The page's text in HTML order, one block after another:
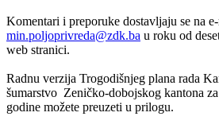
Komentari i preporuke dostavljaju se na
min.poljoprivreda@zdk.ba u roku od
web stranici.
Radnu verzija Trogodišnjeg plana rada
šumarstvo Zeničko-dobojskog kantona
godine možete preuzeti u prilogu.